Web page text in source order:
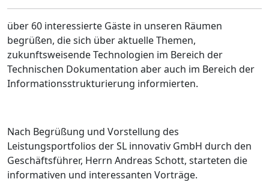
über 60 interessierte Gäste in unseren Räumen
begrüßen, die sich über aktuelle Themen,
zukunftsweisende Technologien im Bereich der
Technischen Dokumentation aber auch im Bereich der
Informationsstrukturierung informierten.
Nach Begrüßung und Vorstellung des
Leistungsportfolios der SL innovativ GmbH durch den
Geschäftsführer, Herrn Andreas Schott, starteten die
informativen und interessanten Vorträge.